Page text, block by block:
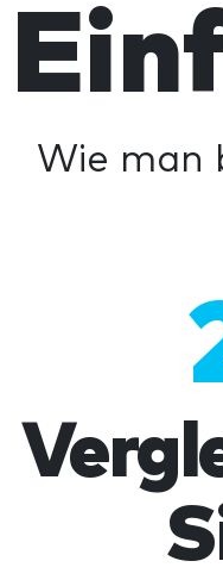
Wie man